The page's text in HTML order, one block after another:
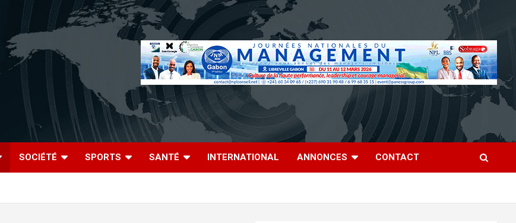
SOCIÉTÉ SPORTS SANTÉ INTERNATIONAL ANNONCES CONTACT